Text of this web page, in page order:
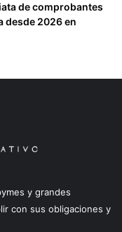
de comprobantes
desde 2026 en
y grandes
con sus obligaciones y